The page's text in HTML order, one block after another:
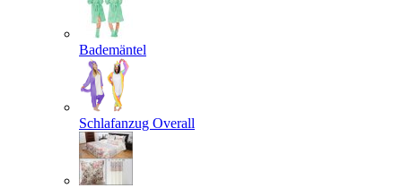
Bademäntel
Schlafanzug Overall